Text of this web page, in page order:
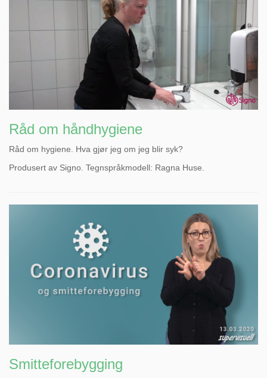
Råd om håndhygiene
Råd om hygiene. Hva gjør jeg om jeg blir syk?
Produsert av Signo. Tegnspråkmodell: Ragna Huse.
Smitteforebygging